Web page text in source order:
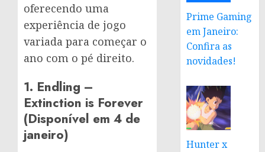
oferecendo uma
experiência de jogo
variada para começar o
ano com o pé direito.
1. Endling –
Extinction is Forever
(Disponível em 4 de
janeiro)
Prime Gaming
em Janeiro:
Confira as
novidades!
Hunter x